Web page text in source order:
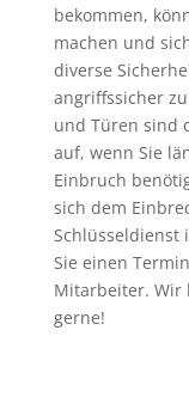
bekommen,
machen und
diverse
angriffssicher
und Türen sind
auf, wenn Sie
Einbruch
sich dem
Schlüsseldienst
Sie einen
Mitarbeiter. Wir
gerne!